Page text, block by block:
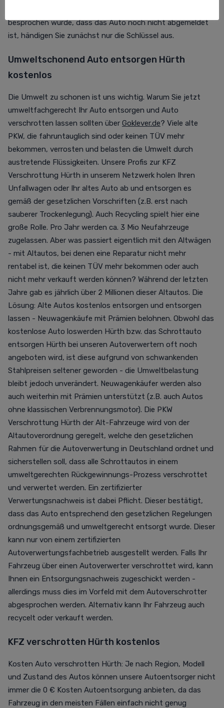
besprochen wurde, dass das Auto noch nicht abgemeldet
ist, händigen Sie zunächst nur die Schlüssel aus.
Umweltschonend Auto entsorgen Hürth
kostenlos
Die Umwelt zu schonen ist uns wichtig. Warum Sie jetzt
umweltfachgerecht Ihr Auto entsorgen und Auto
verschrotten lassen sollten über Goklever.de? Viele alte
PKW, die fahruntauglich sind oder keinen TÜV mehr
bekommen, verrosten und belasten die Umwelt durch
austretende Flüssigkeiten. Unsere Profis zur KFZ
Verschrottung Hürth in unserem Netzwerk holen Ihren
Unfallwagen oder Ihr altes Auto ab und entsorgen es
gemäß der gesetzlichen Vorschriften (z.B. erst nach
sauberer Trockenlegung). Auch Recycling spielt hier eine
große Rolle. Pro Jahr werden ca. 3 Mio Neufahrzeuge
zugelassen. Aber was passiert eigentlich mit den Altwägen
- mit Altautos, bei denen eine Reparatur nicht mehr
rentabel ist, die keinen TÜV mehr bekommen oder auch
nicht mehr verkauft werden können? Während der letzten
Jahre gab es jährlich über 2 Millionen dieser Altautos. Die
Lösung: Alte Autos kostenlos entsorgen und entsorgen
lassen - Neuwagenkäufe mit Prämien belohnen. Obwohl das
kostenlose Auto loswerden Hürth bzw. das Schrottauto
entsorgen Hürth bei unseren Autoverwertern oft noch
angeboten wird, ist diese aufgrund von schwankenden
Stahlpreisen seltener geworden - die Umweltbelastung
bleibt jedoch unverändert. Neuwagenkäufer werden also
auch weiterhin mit Prämien unterstützt (z.B. auch Autos
ohne klassischen Verbrennungsmotor). Die PKW
Verschrottung Hürth der Alt-Fahrzeuge wird von der
Altautoverordnung geregelt, welche den gesetzlichen
Rahmen für die Autoverwertung in Deutschland ordnet und
sicherstellen soll, dass alle Schrottautos in einem
umweltgerechten Rückgewinnungs-Prozess verschrottet
und verwertet werden. Ein zertifizierter
Verwertungsnachweis ist dabei Pflicht. Dieser bestätigt,
dass das Auto entsprechend den gesetzlichen Regelungen
ordnungsgemäß und umweltgerecht entsorgt wurde. Dieser
kann nur von einem zertifizierten
Autoverwertungsfachbetrieb ausgestellt werden. Falls Ihr
Fahrzeug über einen Autoverwerter verschrottet wird, kann
Ihnen ein Entsorgungsnachweis zugeschickt werden -
allerdings muss dies im Vorfeld mit dem Autoverschrotter
abgesprochen werden. Alternativ kann Ihr Fahrzeug auch
recycelt oder verkauft werden.
KFZ verschrotten Hürth kostenlos
Kosten Auto verschrotten Hürth: Je nach Region, Modell
und Zustand des Autos können unsere Autoentsorger nicht
immer die 0 € Kosten Autoentsorgung anbieten, da das
Fahrzeug in den meisten Fällen einfach nicht genug